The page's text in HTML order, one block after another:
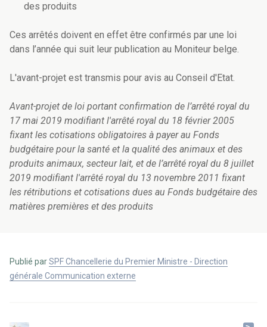
des produits
Ces arrêtés doivent en effet être confirmés par une loi
dans l’année qui suit leur publication au Moniteur belge.
L'avant-projet est transmis pour avis au Conseil d'Etat.
Avant-projet de loi portant confirmation de l’arrêté royal du
17 mai 2019 modifiant l'arrêté royal du 18 février 2005
fixant les cotisations obligatoires à payer au Fonds
budgétaire pour la santé et la qualité des animaux et des
produits animaux, secteur lait, et de l’arrêté royal du 8 juillet
2019 modifiant l'arrêté royal du 13 novembre 2011 fixant
les rétributions et cotisations dues au Fonds budgétaire des
matières premières et des produits
Publié parSPF Chancellerie du Premier Ministre - Direction
générale Communication externe